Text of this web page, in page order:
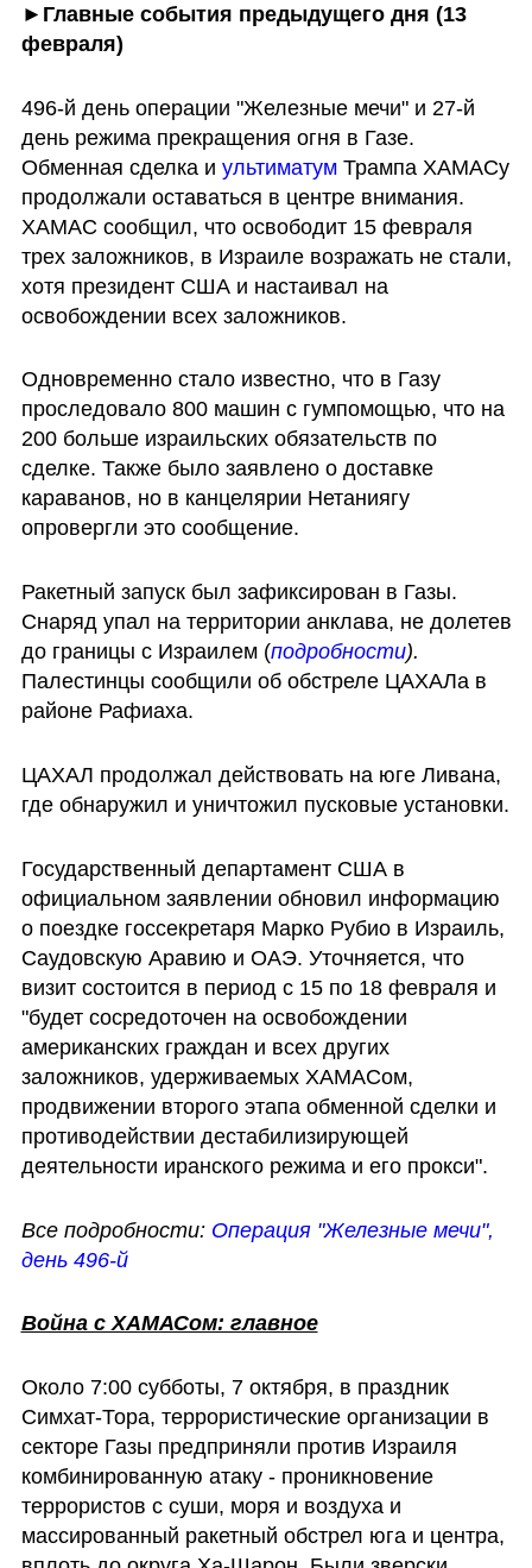
►Главные события предыдущего дня (13
февраля)
496-й день операции "Железные мечи" и 27-й
день режима прекращения огня в Газе.
Обменная сделка и ультиматум Трампа ХАМАСу
продолжали оставаться в центре внимания.
ХАМАС сообщил, что освободит 15 февраля
трех заложников, в Израиле возражать не стали,
хотя президент США и настаивал на
освобождении всех заложников.
Одновременно стало известно, что в Газу
проследовало 800 машин с гумпомощью, что на
200 больше израильских обязательств по
сделке. Также было заявлено о доставке
караванов, но в канцелярии Нетаниягу
опровергли это сообщение.
Ракетный запуск был зафиксирован в Газы.
Снаряд упал на территории анклава, не долетев
до границы с Израилем (подробности
Палестинцы сообщили об обстреле ЦАХАЛа в
районе Рафиаха.
ЦАХАЛ продолжал действовать на юге Ливана,
Государственный департамент США в
официальном заявлении обновил информацию
о поездке госсекретаря Марко Рубио в Израиль,
Саудовскую Аравию и ОАЭ. Уточняется, что
визит состоится в период с 15 по 18 февраля и
"будет сосредоточен на освобождении
американских граждан и всех других
заложников, удерживаемых ХАМАСом,
продвижении второго этапа обменной сделки и
противодействии дестабилизирующей
деятельности иранского режима и его прокси".
Все подробности: Операция "Железные мечи",
день 496-й
Война с ХАМАСом: главное
Около 7:00 субботы, 7 октября, в праздник
Симхат-Тора, террористические организации в
секторе Газы предприняли против Израиля
комбинированную атаку - проникновение
террористов с суши, моря и воздуха и
массированный ракетный обстрел юга и центра,